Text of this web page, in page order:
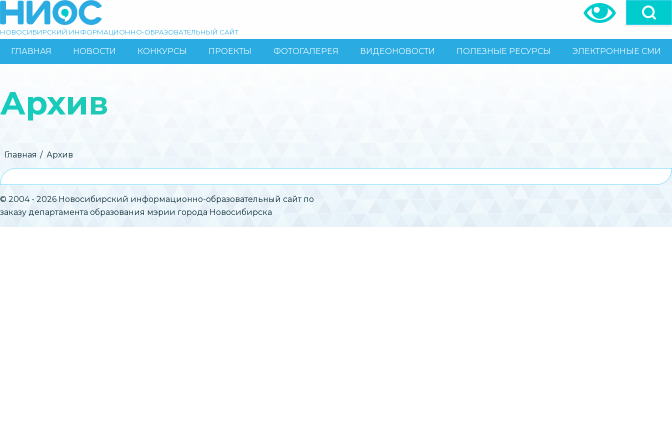
основному
Поиск
НОВОСИБИРСКИЙ ИНФОРМАЦИОННО-ОБРАЗОВАТЕЛЬНЫЙ САЙТ
ОСНОВНАЯ
ГЛАВНАЯ НОВОСТИ КОНКУРСЫ ПРОЕКТЫ ФОТОГАЛЕРЕЯ ВИДЕОНОВОСТИ ПОЛЕЗНЫЕ РЕСУРСЫ ЭЛЕКТРОННЫЕ СМИ
Архив
Строка
навигации
Главная Архив
© 2004 - 2026 Новосибирский информационно-образовательный сайт по
заказу департамента образования мэрии города Новосибирска